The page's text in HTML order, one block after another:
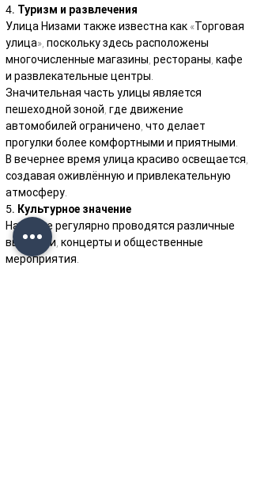
4. Туризм и развлечения
Улица Низами также известна как «Торговая
улица», поскольку здесь расположены
многочисленные магазины, рестораны, кафе
и развлекательные центры.
Значительная часть улицы является
пешеходной зоной, где движение
автомобилей ограничено, что делает
прогулки более комфортными и приятными.
В вечернее время улица красиво освещается,
создавая оживлённую и привлекательную
атмосферу.
5. Культурное значение
На улице регулярно проводятся различные
выставки, концерты и общественные
мероприятия.